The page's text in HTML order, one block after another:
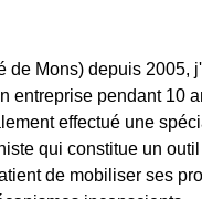
Mons) depuis 2005,
pendant 10
effectué une
qui constitue un
de mobiliser ses